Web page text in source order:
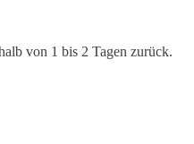
von 1 bis 2 Tagen zurück.